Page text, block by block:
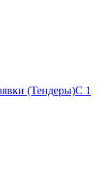
(Тендеры)С 1